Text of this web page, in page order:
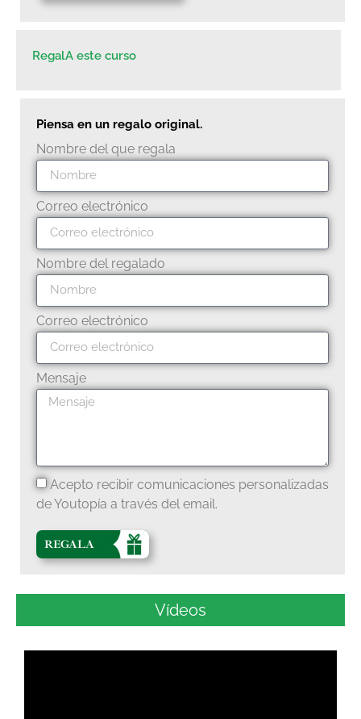
RegalA este curso
Piensa en un regalo original.
Nombre del que regala
Correo electrónico
Nombre del regalado
Correo electrónico
Mensaje
Acepto recibir comunicaciones personalizadas
de Youtopía a través del email.
REGALA
Vídeos